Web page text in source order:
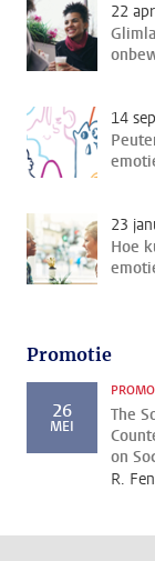
22
14
23
Hoe
Promotie
26
MEI
The
on
R.